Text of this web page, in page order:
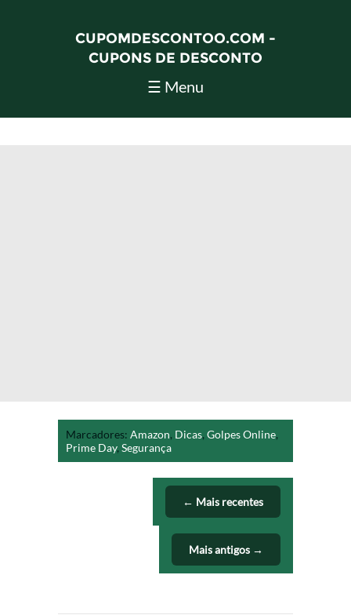
CUPOMDESCONTOO.COM -
CUPONS DE DESCONTO
☰ Menu
Marcadores: Amazon, Dicas, Golpes Online,
Prime Day, Segurança
← Mais recentes
Mais antigos →